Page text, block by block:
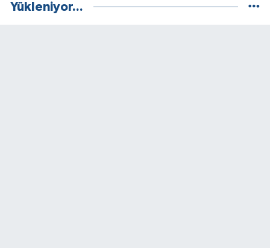
Yükleniyor...